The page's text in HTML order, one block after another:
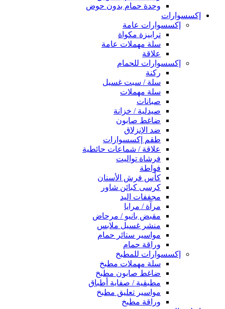
وحدة حمام بدون حوض
إكسسوارات
إكسسوارات عامة
ترابيزة مكواة
سلة مهملات عامة
علاقة
إكسسوارات للحمام
ركنة
سلة / سبت غسيل
سلة مهملات
صبانات
صيدلية / خزانة
ضاغط صابون
ضد الإنزلاق
طقم إكسسوارات
علاقة / شماعات حائطية
فرشاة تواليت
فواطة
كأس فرش الأسنان
كرسى كبائن شاور
مجففات اليد
مرآة / مرايا
مقبض بانيو / مرحاض
منشر غسيل ملابس
مواسير ستائر حمام
وراقة حمام
إكسسوارات للمطبخ
سلة مهملات مطبخ
ضاغط صابون مطبخ
مطبقية / صفاية أطباق
مواسير تعليق مطبخ
وراقة مطبخ